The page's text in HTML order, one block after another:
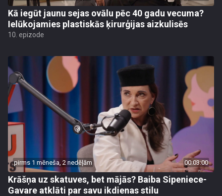
Kā iegūt jaunu sejas ovālu pēc 40 gadu vecuma?
Ielūkojamies plastiskās ķirurģijas aizkulisēs
10. epizode
pirms 1 mēneša, 2 nedēļām 00:03:00
Krāšņa uz skatuves, bet mājās? Baiba Sipeniece-
Gavare atklāti par savu ikdienas stilu